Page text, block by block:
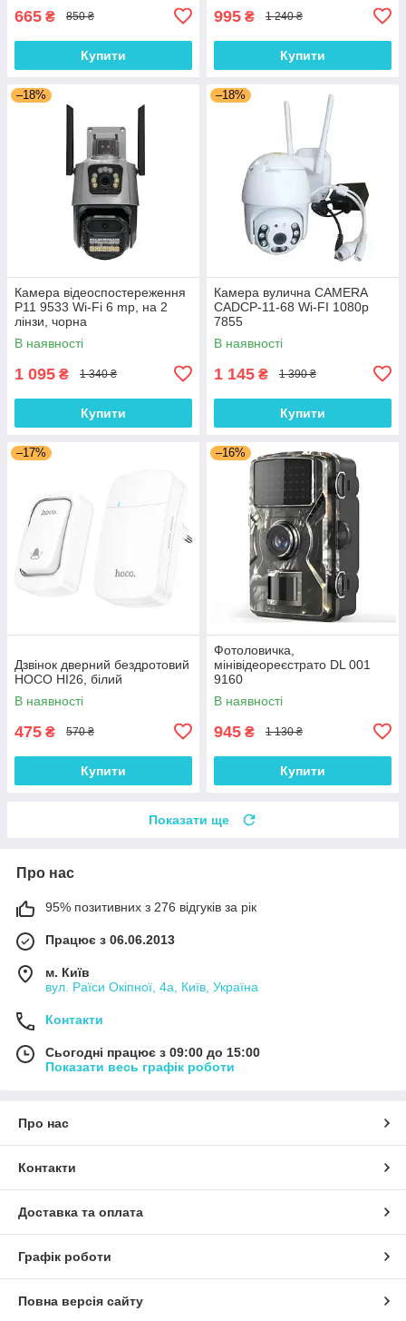
665 ₴ 850 ₴
Купити
995 ₴ 1 240 ₴
Купити
–18%
Камера відеоспостереження
P11 9533 Wi-Fi 6 mp, на 2
лінзи, чорна
В наявності
1 095 ₴ 1 340 ₴
Купити
–18%
Камера вулична CAMERA
CADCP-11-68 Wi-FI 1080p
7855
В наявності
1 145 ₴ 1 390 ₴
Купити
–17%
Дзвінок дверний бездротовий
HOCO HI26, білий
В наявності
475 ₴ 570 ₴
Купити
–16%
Фотоловичка,
мінівідеореєстрато DL 001
9160
В наявності
945 ₴ 1 130 ₴
Купити
Показати ще
Про нас
95% позитивних з 276 відгуків за рік
Працює з 06.06.2013
м. Київ
вул. Раїси Окіпної, 4а, Київ, Україна
Контакти
Сьогодні працює з 09:00 до 15:00
Показати весь графік роботи
Про нас
Контакти
Доставка та оплата
Графік роботи
Повна версія сайту